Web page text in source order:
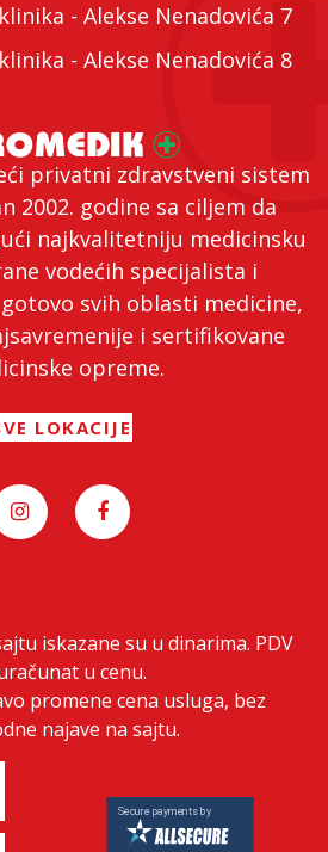
privatni zdravstveni sistem
2002. godine sa ciljem da
najkvalitetniju medicinsku
vodećih specijalista i
svih oblasti medicine,
i sertifikovane
opreme.
LOKACIJE
- Alekse Nenadovića 7
- Alekse Nenadovića 8
iskazane su u dinarima. PDV
u cenu.
promene cena usluga, bez
najave na sajtu.